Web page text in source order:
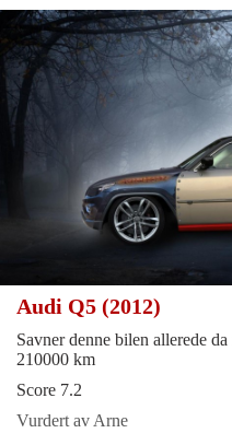
Audi Q5 (2012)
Savner denne bilen allerede
210000 km
Score 7.2
Vurdert av Arne